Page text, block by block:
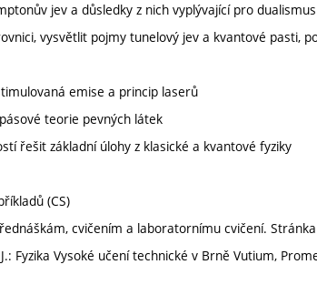
jev a důsledky z nich vyplývající pro
vysvětlit pojmy tunelový jev a kvantové pasti,
emise a princip laserů
teorie pevných látek
řešit základní úlohy z klasické a kvantové fyziky
(CS)
cvičením a laboratornímu cvičení.
Fyzika Vysoké učení technické v Brně Vutium,